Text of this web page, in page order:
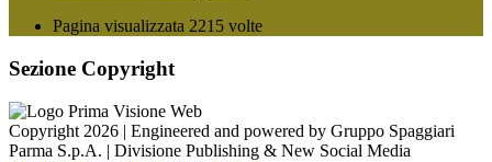
Pagina visualizzata 2215 volte
Sezione Copyright
Copyright 2026 | Engineered and powered by Gruppo Spaggiari
Parma S.p.A. | Divisione Publishing & New Social Media